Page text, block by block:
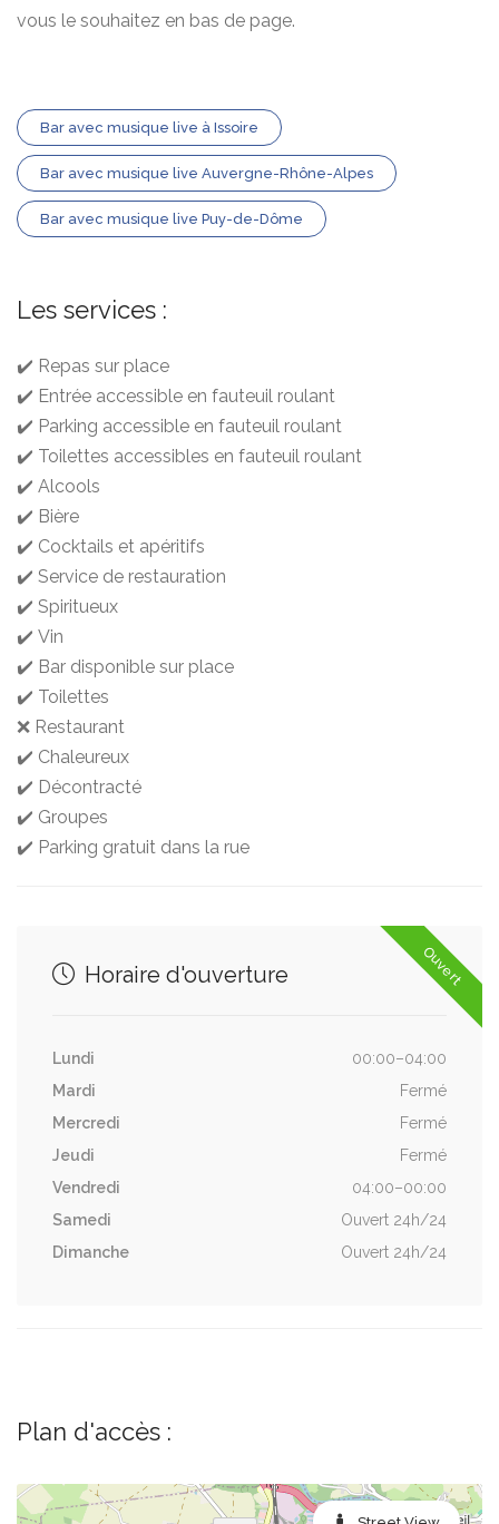
vous le souhaitez en bas de page.
Bar avec musique live à Issoire
Bar avec musique live Auvergne-Rhône-Alpes
Bar avec musique live Puy-de-Dôme
Les services :
✔️ Repas sur place
✔️ Entrée accessible en fauteuil roulant
✔️ Parking accessible en fauteuil roulant
✔️ Toilettes accessibles en fauteuil roulant
✔️ Alcools
✔️ Bière
✔️ Cocktails et apéritifs
✔️ Service de restauration
✔️ Spiritueux
✔️ Vin
✔️ Bar disponible sur place
✔️ Toilettes
❌ Restaurant
✔️ Chaleureux
✔️ Décontracté
✔️ Groupes
✔️ Parking gratuit dans la rue
Ouvert
Horaire d'ouverture
Lundi
00:00–04:00
Mardi
Fermé
Mercredi
Fermé
Jeudi
Fermé
Vendredi
04:00–00:00
Samedi
Ouvert 24h/24
Dimanche
Ouvert 24h/24
Plan d'accès :